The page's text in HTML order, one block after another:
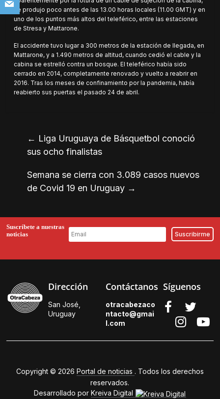
se produjo poco antes de las 13.00 horas locales (11.00 GMT) y en
uno de los puntos más altos del teleférico, entre las estaciones
de Stresa y Mattarone.
El accidente tuvo lugar a 300 metros de la estación de llegada, en
Mattarone, y a 1.490 metros de altitud, cuando cedió el cable y la
cabina se estrelló contra un bosque. El teleférico había sido
cerrado en 2014, completamente renovado y vuelto a reabrir en
2016. Tras los meses de confinamiento por la pandemia, había
reabierto sus puertas el pasado 24 de abril.
← Liga Uruguaya de Básquetbol conoció
sus ocho finalistas
Semana se cierra con 3.089 casos nuevos
de Covid 19 en Uruguay →
Suscríbete a nuestras
noticias
Dirección
San José,
Uruguay
Contáctanos
otracabezaco
ntacto@gmai
l.com
Síguenos
Copyright © 2026 Portal de noticias . Todos los derechos
reservados.
Desarrollado porKreiva Digital